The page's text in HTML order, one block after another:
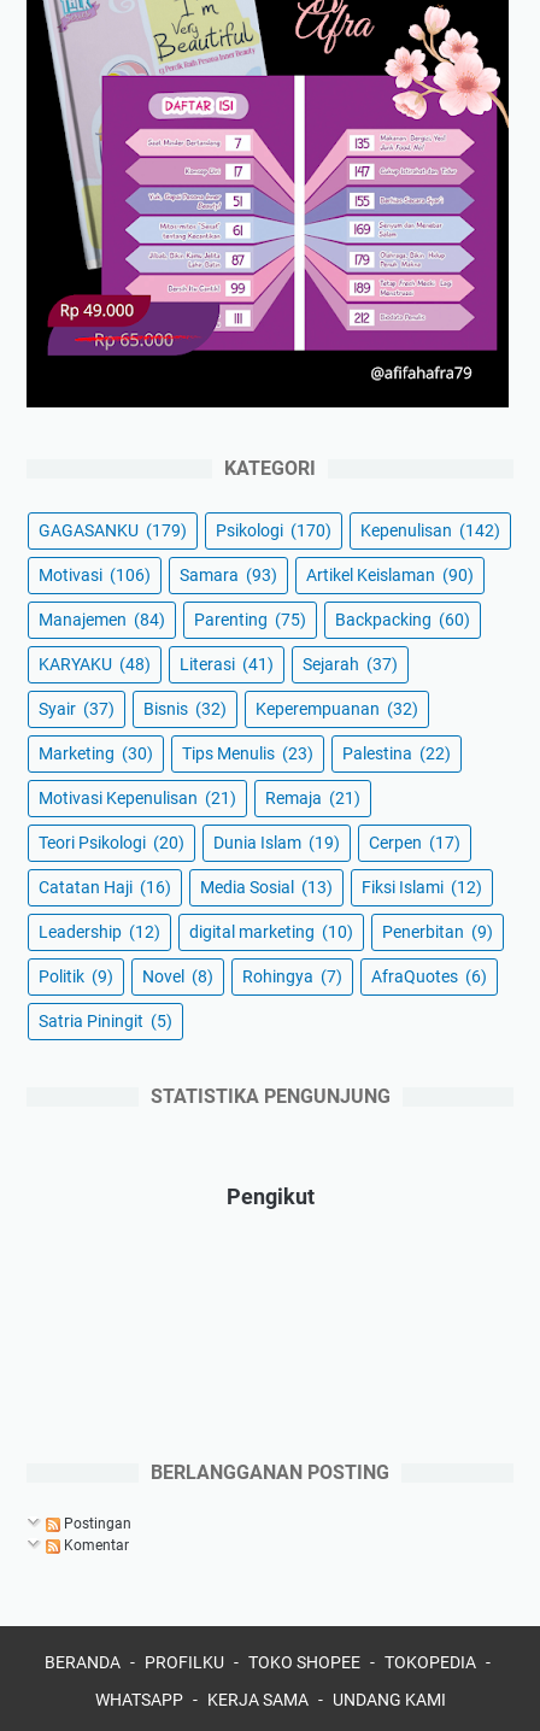
KATEGORI
GAGASANKU (179) Psikologi (170) Kepenulisan (142)
Motivasi (106) Samara (93) Artikel Keislaman (90)
Manajemen (84) Parenting (75) Backpacking (60)
KARYAKU (48) Literasi (41) Sejarah (37)
Syair (37) Bisnis (32) Keperempuanan (32)
Marketing (30) Tips Menulis (23) Palestina (22)
Motivasi Kepenulisan (21) Remaja (21)
Teori Psikologi (20) Dunia Islam (19) Cerpen (17)
Catatan Haji (16) Media Sosial (13) Fiksi Islami (12)
Leadership (12) digital marketing (10) Penerbitan (9)
Politik (9) Novel (8) Rohingya (7) AfraQuotes (6)
Satria Piningit (5)
STATISTIKA PENGUNJUNG
Pengikut
BERLANGGANAN POSTING
Postingan
Komentar
BERANDA PROFILKU TOKO SHOPEE
TOKOPEDIA
WHATSAPP
KERJA SAMA UNDANG KAMI